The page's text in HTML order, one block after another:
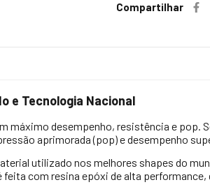
Compartilhar
e Tecnologia Nacional
máximo desempenho, resistência e pop.
aprimorada (pop) e desempenho
utilizado nos melhores shapes do
com resina epóxi de alta